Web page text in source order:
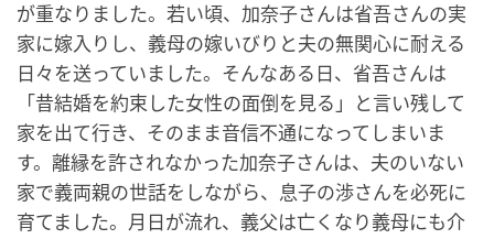
が重なりました。若い頃、加奈子さんは省吾さんの実
家に嫁入りし、義母の嫁いびりと夫の無関心に耐える
日々を送っていました。そんなある日、省吾さんは
「昔結婚を約束した女性の面倒を見る」と言い残して
家を出て行き、そのまま音信不通になってしまいま
す。離縁を許されなかった加奈子さんは、夫のいない
家で義両親の世話をしながら、息子の渉さんを必死に
育てました。月日が流れ、義父は亡くなり義母にも介